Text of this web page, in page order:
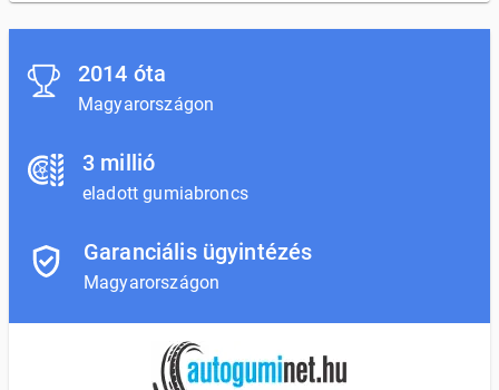
2014 óta
Magyarországon
3 millió
eladott gumiabroncs
Garanciális ügyintézés
Magyarországon